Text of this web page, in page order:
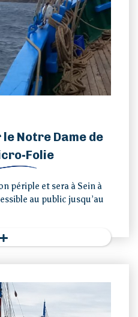
Notre Dame de
Folie
périple et sera à Sein à
au public jusqu’au